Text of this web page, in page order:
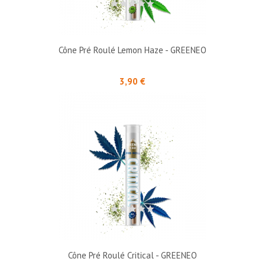
Cône Pré Roulé Lemon Haze - GREENEO
3,90 €
Cône Pré Roulé Critical - GREENEO